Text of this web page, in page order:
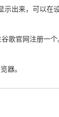
示出来，可以在
歌官网注册一个
器。